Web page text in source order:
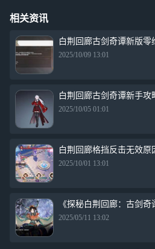
相关资讯
白荆回廊古剑奇谭新版零
2025/10/09 13:01
白荆回廊古剑奇谭新手攻
2025/10/05 01:01
白荆回廊格挡反击无效原
2025/10/01 13:01
《探秘白荆回廊：古剑奇
2025/05/11 13:02